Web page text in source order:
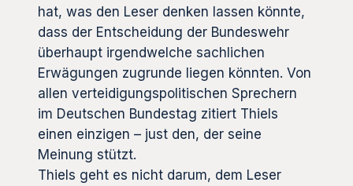
hat, was den Leser denken lassen könnte,
dass der Entscheidung der Bundeswehr
überhaupt irgendwelche sachlichen
Erwägungen zugrunde liegen könnten. Von
allen verteidigungspolitischen Sprechern
im Deutschen Bundestag zitiert Thiels
einen einzigen – just den, der seine
Meinung stützt.
Thiels geht es nicht darum, dem Leser